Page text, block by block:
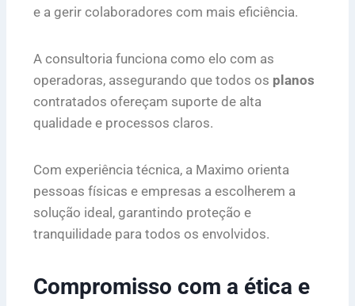
e a gerir colaboradores com mais eficiência.
A consultoria funciona como elo com as
operadoras, assegurando que todos os planos
contratados ofereçam suporte de alta
qualidade e processos claros.
Com experiência técnica, a Maximo orienta
pessoas físicas e empresas a escolherem a
solução ideal, garantindo proteção e
tranquilidade para todos os envolvidos.
Compromisso com a ética e